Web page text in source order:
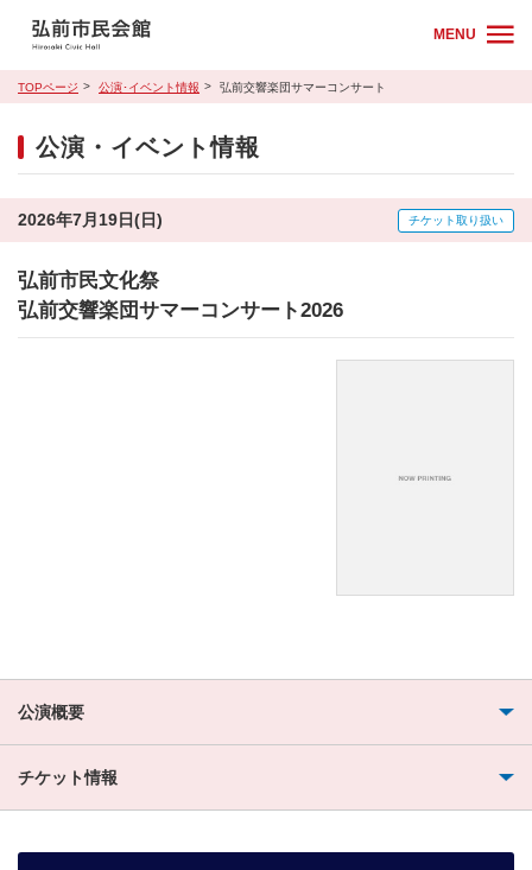
MENU
TOPページ 公演･イベント情報 弘前交響楽団サマーコンサート
公演・イベント情報
2026年7月19日(日) チケット取り扱い
弘前市民文化祭
弘前交響楽団サマーコンサート2026
公演概要
チケット情報